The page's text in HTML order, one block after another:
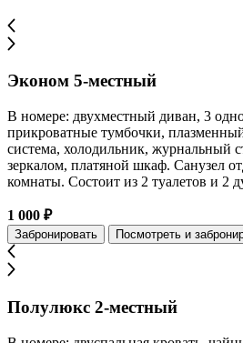
Эконом 5-местный
В номере: двухместный диван, 3
прикроватные тумбочки,
система, холодильник, журнальный
зеркалом, платяной шкаф. Санузел
комнаты. Состоит из 2 туалетов и 2
1 000 ₽
Забронировать Посмотреть и
Полулюкс 2-местный